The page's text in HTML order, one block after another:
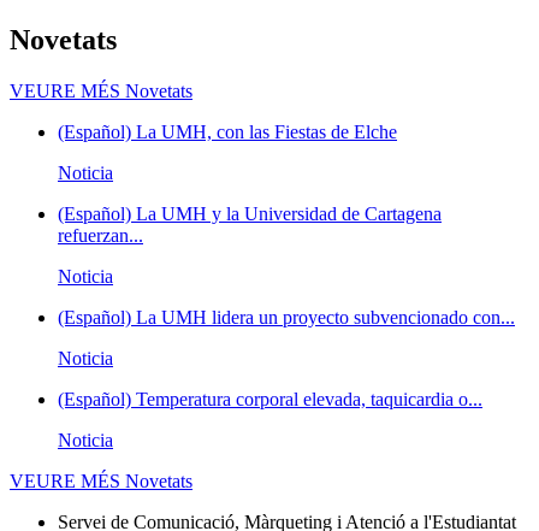
Novetats
VEURE MÉS Novetats
(Español) La UMH, con las Fiestas de Elche
Noticia
(Español) La UMH y la Universidad de Cartagena
refuerzan...
Noticia
(Español) La UMH lidera un proyecto subvencionado con...
Noticia
(Español) Temperatura corporal elevada, taquicardia o...
Noticia
VEURE MÉS Novetats
Servei de Comunicació, Màrqueting i Atenció a l'Estudiantat